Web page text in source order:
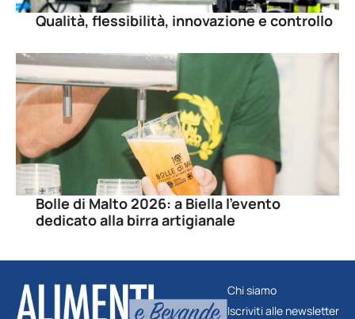
Qualità, flessibilità, innovazione e controllo
Bolle di Malto 2026: a Biella l’evento
dedicato alla birra artigianale
Chi siamo
Iscriviti alle newsletter